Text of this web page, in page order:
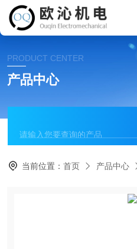
PRODUCT CENTER
产品中心
当前位置：首页 产品中心